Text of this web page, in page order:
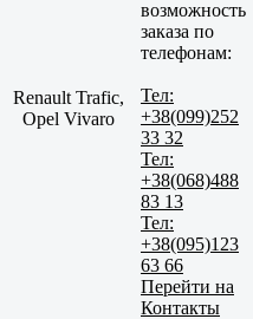
Renault Trafic,
Opel Vivaro
возможность
заказа по
телефонам:
Тел:
+38(099)252
33 32
Тел:
+38(068)488
83 13
Тел:
+38(095)123
63 66
Перейти на
Контакты